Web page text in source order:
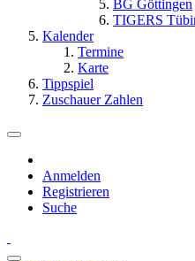
BG Göttingen
TIGERS
Kalender
Termine
Karte
Tippspiel
Zuschauer Zahlen
Anmelden
Registrieren
Suche